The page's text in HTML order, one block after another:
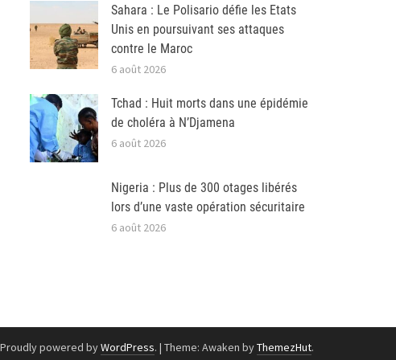
Sahara : Le Polisario défie les Etats
Unis en poursuivant ses attaques
contre le Maroc
6 août 2026
Tchad : Huit morts dans une épidémie
de choléra à N’Djamena
6 août 2026
Nigeria : Plus de 300 otages libérés
lors d’une vaste opération sécuritaire
6 août 2026
Proudly powered byWordPress. | Theme: Awaken byThemezHut.